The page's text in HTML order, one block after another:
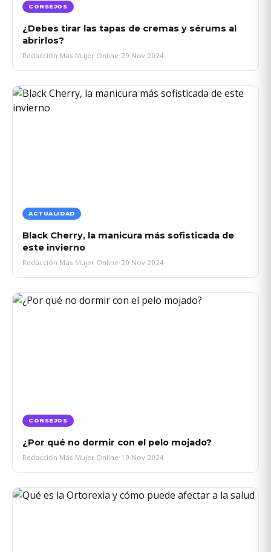
CONSEJOS
¿Debes tirar las tapas de cremas y sérums al
abrirlos?
Redacción Más Mujer Online•29 Nov 2024
ACTUALIDAD
Black Cherry, la manicura más sofisticada de
este invierno
Redacción Más Mujer Online•20 Nov 2024
CONSEJOS
¿Por qué no dormir con el pelo mojado?
Redacción Más Mujer Online•19 Nov 2024